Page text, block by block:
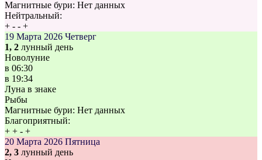
Магнитные бури: Нет данных
Нейтральный:
+ - - +
19 Марта 2026 Четверг
1, 2 лунный день
Новолуние
в 06:30
в 19:34
Луна в знаке
Рыбы
Магнитные бури: Нет данных
Благоприятный:
+ + - +
20 Марта 2026 Пятница
2, 3 лунный день